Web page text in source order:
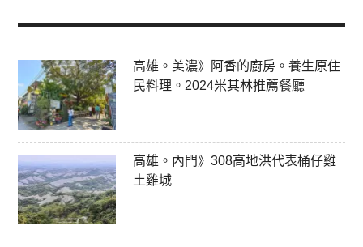
高雄。美濃》阿香的廚房。養生原住
民料理。2024米其林推薦餐廳
高雄。內門》308高地洪代表桶仔雞
土雞城